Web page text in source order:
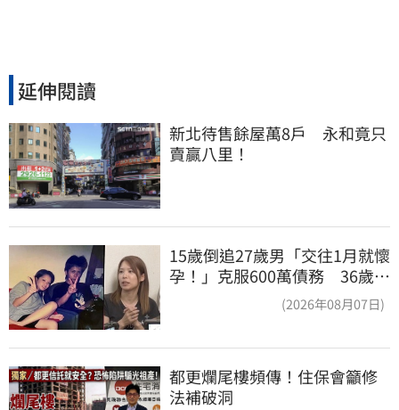
延伸閱讀
新北待售餘屋萬8戶　永和竟只
賣贏八里！
15歲倒追27歲男「交往1月就懷
孕！」克服600萬債務 36歲美
(2026年08月07日)
都更爛尾樓頻傳！住保會籲修
法補破洞